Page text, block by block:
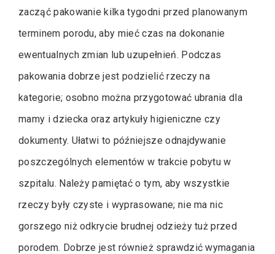
zacząć pakowanie kilka tygodni przed planowanym
terminem porodu, aby mieć czas na dokonanie
ewentualnych zmian lub uzupełnień. Podczas
pakowania dobrze jest podzielić rzeczy na
kategorie; osobno można przygotować ubrania dla
mamy i dziecka oraz artykuły higieniczne czy
dokumenty. Ułatwi to późniejsze odnajdywanie
poszczególnych elementów w trakcie pobytu w
szpitalu. Należy pamiętać o tym, aby wszystkie
rzeczy były czyste i wyprasowane; nie ma nic
gorszego niż odkrycie brudnej odzieży tuż przed
porodem. Dobrze jest również sprawdzić wymagania